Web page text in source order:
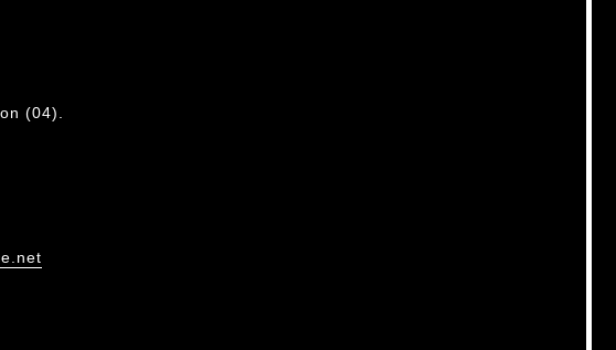
(04).